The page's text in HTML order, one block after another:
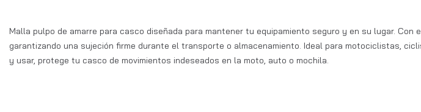
Malla pulpo de amarre para casco diseñada para mantener tu equipamiento seguro y en su lugar.
garantizando una sujeción firme durante el transporte o almacenamiento. Ideal para motociclistas,
y usar, protege tu casco de movimientos indeseados en la moto, auto o mochila.